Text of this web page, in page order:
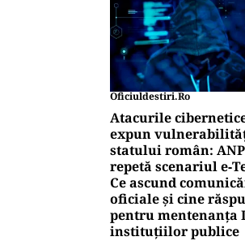
Oficiuldestiri.ro
Atacurile
expun
statului român: ANP
repetă scenariul
Ce ascund
oficiale și cine
pentru mentenanța
instituțiilor publice